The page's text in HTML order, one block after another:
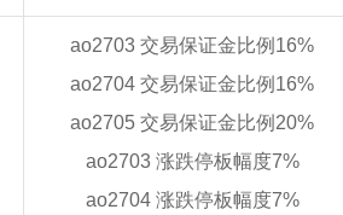
ao2703 交易保证金比例16%
ao2704 交易保证金比例16%
ao2705 交易保证金比例20%
ao2703 涨跌停板幅度7%
ao2704 涨跌停板幅度7%